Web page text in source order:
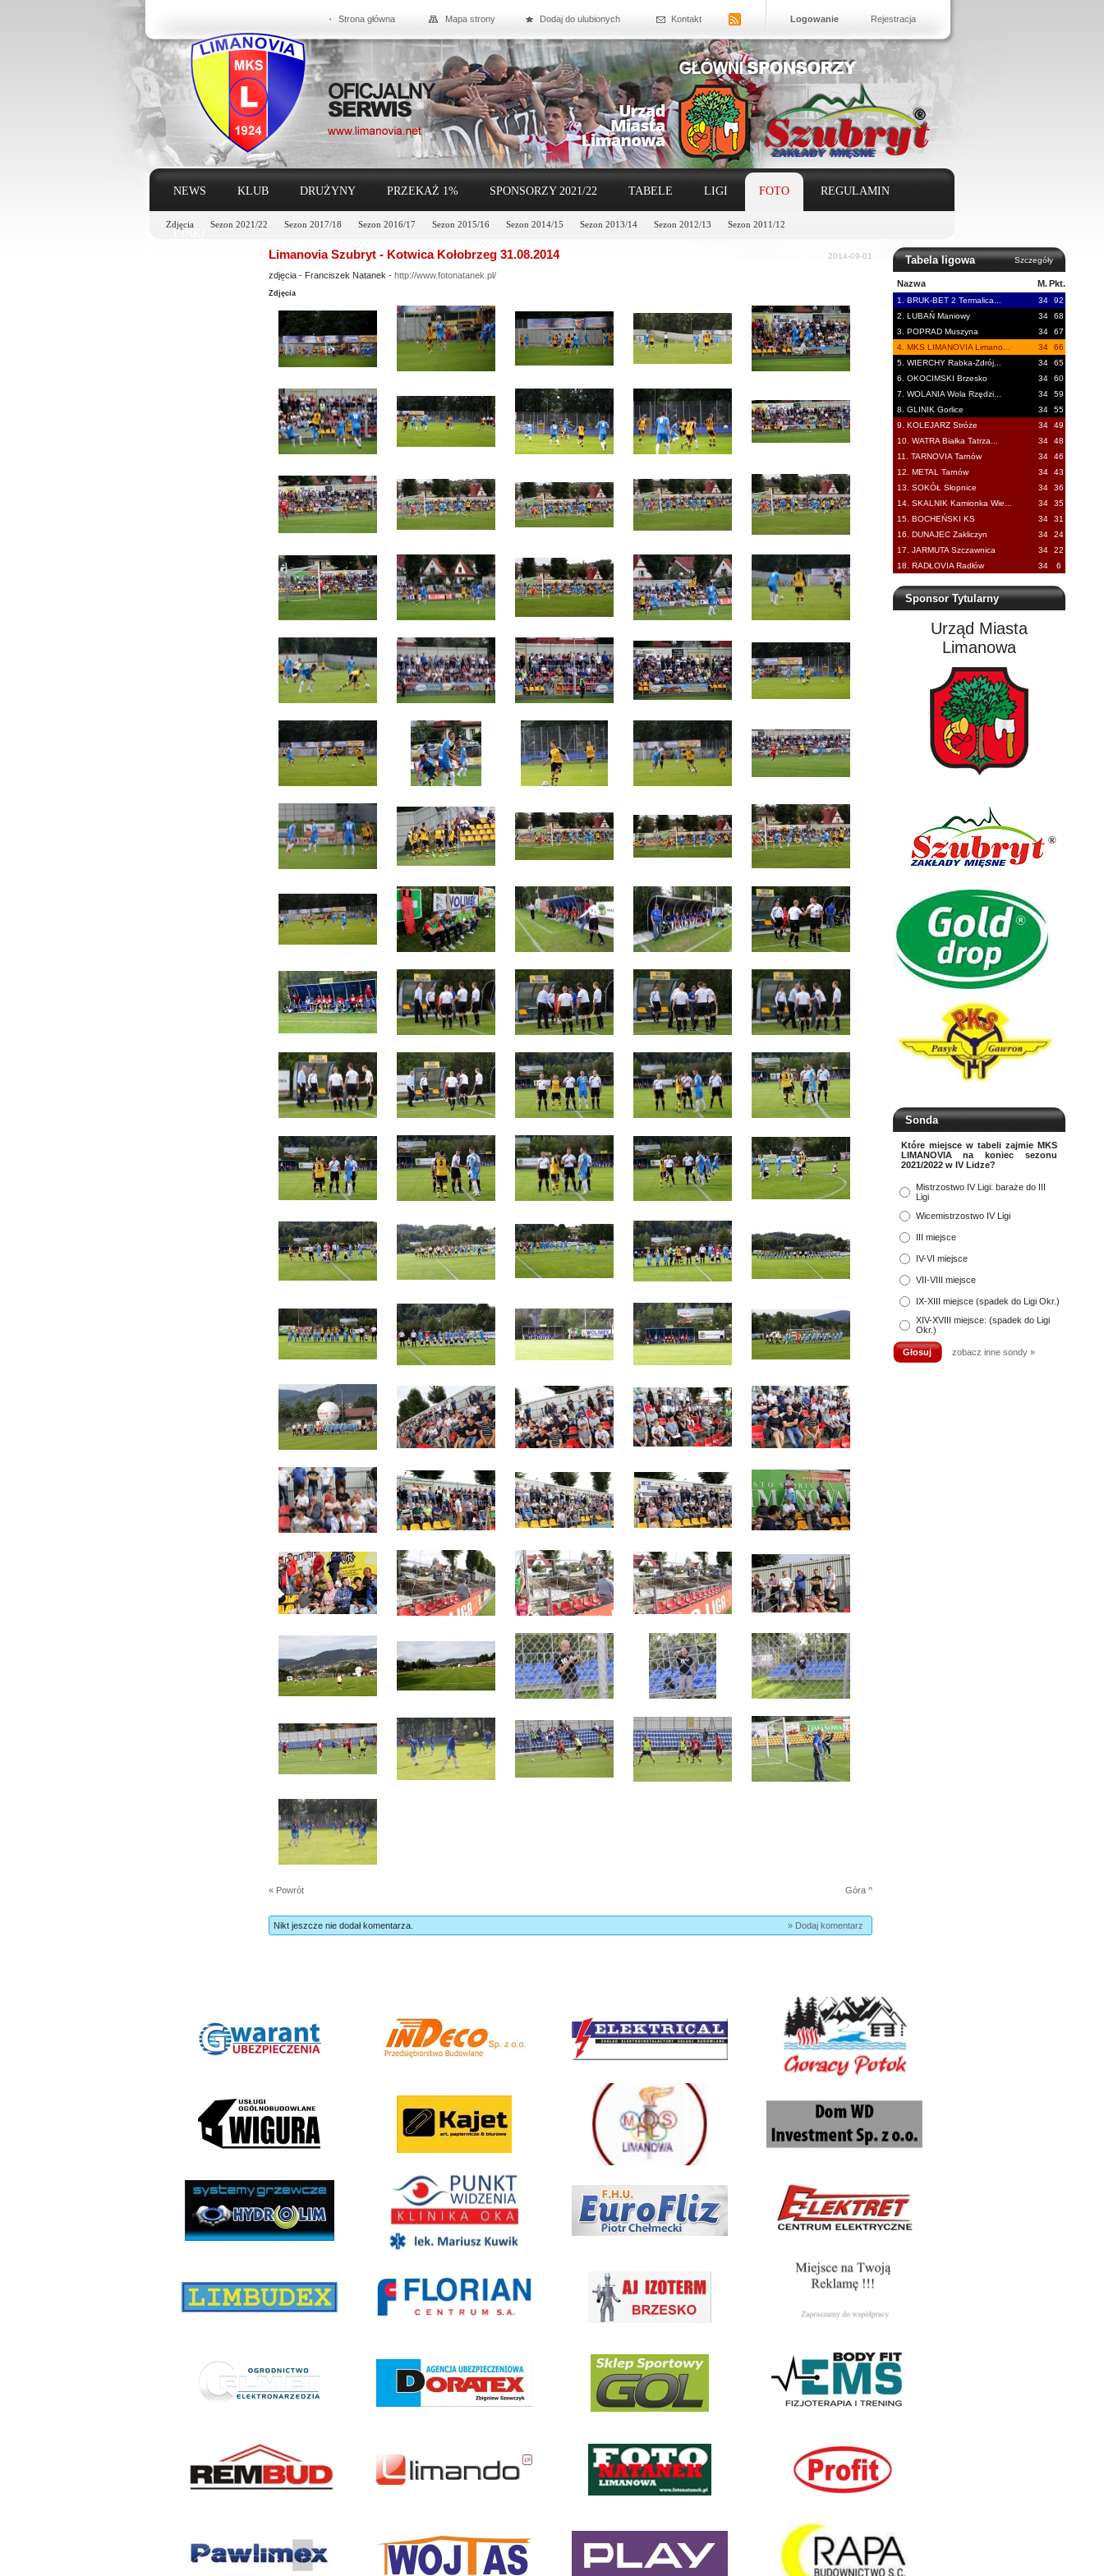
Strona główna Mapa strony Dodaj do ulubionych Kontakt Logowanie Rejestracja
NEWS KLUB DRUŻYNY PRZEKAŻ 1% SPONSORZY 2021/22 TABELE LIGI FOTO
Zdjęcia Sezon 2021/22 Sezon 2017/18 Sezon 2016/17 Sezon 2015/16 Sezon 2014/15 Sezon 2013/14 Sezon 2012/13 Sezon 2011/12
REGULAMIN
LINKI
Tabela ligowa Szczegóły
Nazwa M. Pkt.
1. BRUK-BET 2 Termalica... 34
92
2. LUBAŃ Maniowy
34
68
3. POPRAD Muszyna
34
67
4. MKS LIMANOVIA Limano...
34
66
5. WIERCHY Rabka-Zdrój...
34
65
6. OKOCIMSKI Brzesko
34
60
7. WOLANIA Wola Rzędzi...
34
59
8. GLINIK Gorlice
34
55
9. KOLEJARZ Stróże
34
49
10. WATRA Białka Tatrza...
34
48
11. TARNOVIA Tarnów
34
46
12. METAL Tarnów
34
43
13. SOKÓŁ Słopnice
34
36
14. SKALNIK Kamionka Wie...
34
35
15. BOCHEŃSKI KS
34
31
16. DUNAJEC Zakliczyn
34
24
17. JARMUTA Szczawnica
34
22
18. RADŁOVIA Radłów
34 6
Sponsor Tytularny
Urząd Miasta
Limanowa
Sonda
Które miejsce w tabeli zajmie MKS
LIMANOVIA na koniec sezonu
2021/2022 w IV Lidze?
Mistrzostwo IV Ligi: baraże do III
Ligi
Wicemistrzostwo IV Ligi
III miejsce
IV-VI miejsce
VII-VIII miejsce
IX-XIII miejsce (spadek do Ligi Okr.)
XIV-XVIII miejsce: (spadek do Ligi
Okr.)
zobacz inne sondy »
Limanovia Szubryt - Kotwica Kołobrzeg 31.08.2014 2014-09-01
zdjęcia - Franciszek Natanek - http://www.fotonatanek.pl/
Zdjęcia
« Powrót Góra ^
Nikt jeszcze nie dodał komentarza. » Dodaj komentarz